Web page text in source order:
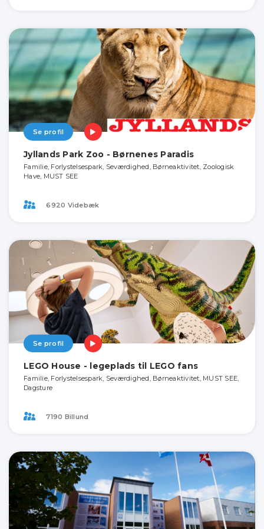
Se profil
Jyllands Park Zoo - Børnenes Paradis
Familie, Forlystelsespark, Seværdighed, Børneaktivitet, Zoologisk
Have, MUST SEE
6920 Videbæk
Se profil
LEGO House - legeplads til LEGO fans
Familie, Forlystelsespark, Seværdighed, Børneaktivitet, MUST SEE,
Dagsture
7190 Billund